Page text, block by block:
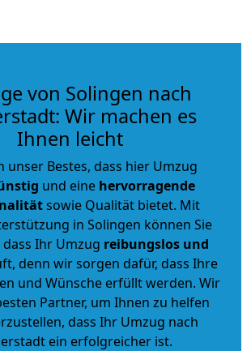
von Solingen nach
Wir machen es
Ihnen leicht
unser Bestes, dass hier Umzug
und eine hervorragende
sowie Qualität bietet. Mit
in Solingen können Sie
Ihr Umzug reibungslos und
denn wir sorgen dafür, dass Ihre
und Wünsche erfüllt werden. Wir
Partner, um Ihnen zu helfen
dass Ihr Umzug nach
ein erfolgreicher ist.